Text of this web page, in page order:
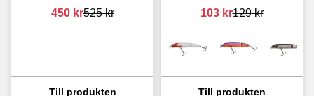
450kr525kr 103kr129kr